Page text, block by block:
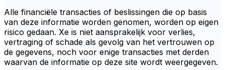
Alle financiële transacties of beslissingen die op basis
van deze informatie worden genomen, worden op eigen
risico gedaan. Xe is niet aansprakelijk voor verlies,
vertraging of schade als gevolg van het vertrouwen op
de gegevens, noch voor enige transacties met derden
waarvan de informatie op deze site wordt weergegeven.